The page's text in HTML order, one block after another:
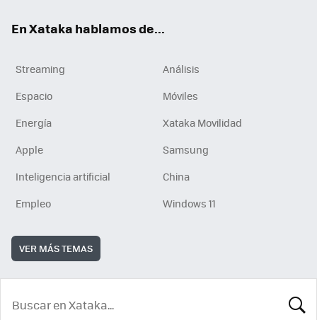
En Xataka hablamos de...
Streaming
Análisis
Espacio
Móviles
Energía
Xataka Movilidad
Apple
Samsung
Inteligencia artificial
China
Empleo
Windows 11
VER MÁS TEMAS